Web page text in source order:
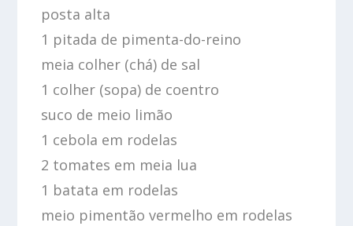
posta alta
1 pitada de pimenta-do-reino
meia colher (chá) de sal
1 colher (sopa) de coentro
suco de meio limão
1 cebola em rodelas
2 tomates em meia lua
1 batata em rodelas
meio pimentão vermelho em rodelas